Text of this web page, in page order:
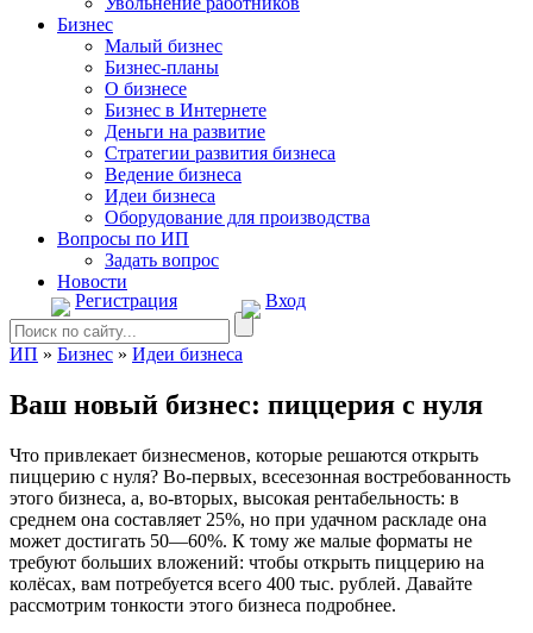
Бизнес
Малый бизнес
Бизнес-планы
О бизнесе
Бизнес в Интернете
Деньги на развитие
Стратегии развития бизнеса
Ведение бизнеса
Идеи бизнеса
Оборудование для производства
Вопросы по ИП
Задать вопрос
Новости
Регистрация
Вход
ИП » Бизнес » Идеи бизнеса
Ваш новый бизнес: пиццерия с нуля
Что привлекает бизнесменов, которые решаются открыть
пиццерию с нуля? Во-первых, всесезонная востребованность
этого бизнеса, а, во-вторых, высокая рентабельность: в
среднем она составляет 25%, но при удачном раскладе она
может достигать 50—60%. К тому же малые форматы не
требуют больших вложений: чтобы открыть пиццерию на
колёсах, вам потребуется всего 400 тыс. рублей. Давайте
рассмотрим тонкости этого бизнеса подробнее.